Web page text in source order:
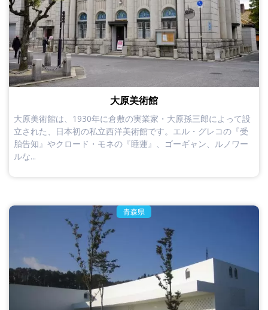
大原美術館
大原美術館は、1930年に倉敷の実業家・大原孫三郎によって設
立された、日本初の私立西洋美術館です。エル・グレコの『受
胎告知』やクロード・モネの『睡蓮』、ゴーギャン、ルノワー
ルな...
青森県